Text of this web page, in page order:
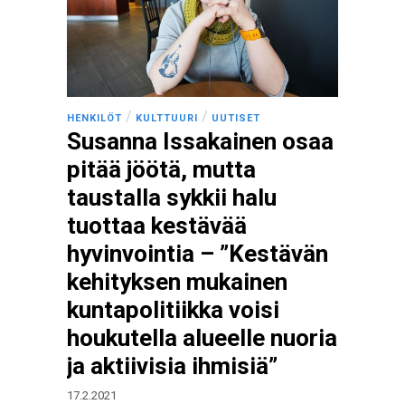
HENKILÖT / KULTTUURI / UUTISET
Susanna Issakainen osaa
pitää jöötä, mutta
taustalla sykkii halu
tuottaa kestävää
hyvinvointia – ”Kestävän
kehityksen mukainen
kuntapolitiikka voisi
houkutella alueelle nuoria
ja aktiivisia ihmisiä”
17.2.2021